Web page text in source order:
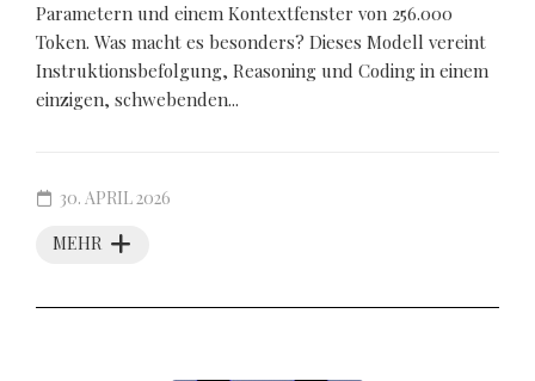
Parametern und einem Kontextfenster von 256.000
Token. Was macht es besonders? Dieses Modell vereint
Instruktionsbefolgung, Reasoning und Coding in einem
einzigen, schwebenden...
MEHR
30. APRIL 2026